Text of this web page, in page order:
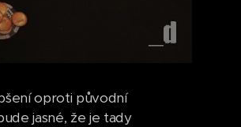
oproti původní
jasné, že je tady